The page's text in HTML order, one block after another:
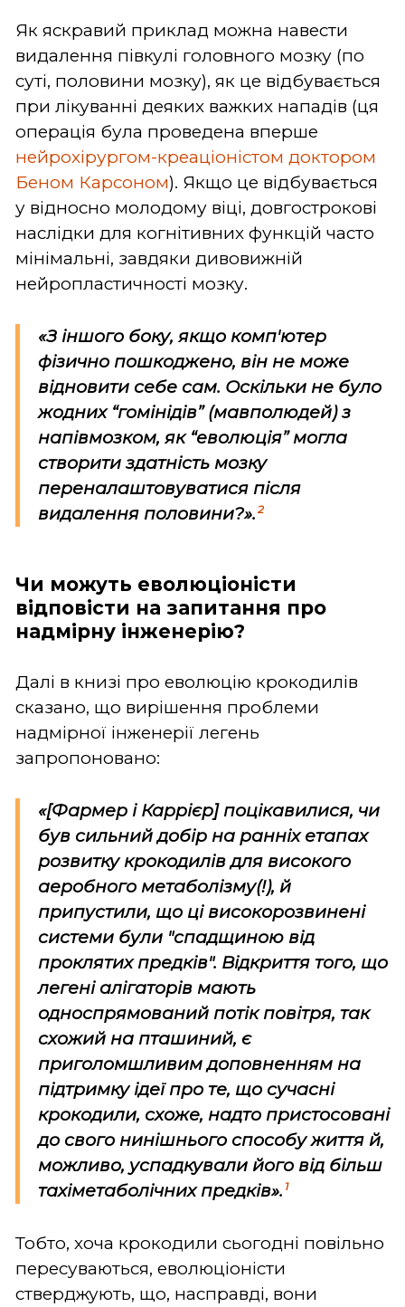
Як яскравий приклад можна навести
видалення півкулі головного мозку (по
суті, половини мозку), як це відбувається
при лікуванні деяких важких нападів (ця
операція була проведена вперше
нейрохірургом-креаціоністом доктором
Беном Карсоном). Якщо це відбувається
у відносно молодому віці, довгострокові
наслідки для когнітивних функцій часто
мінімальні, завдяки дивовижній
нейропластичності мозку.
«З іншого боку, якщо комп'ютер
фізично пошкоджено, він не може
відновити себе сам. Оскільки не було
жодних “гомінідів” (мавполюдей) з
напівмозком, як “еволюція” могла
створити здатність мозку
переналаштовуватися після
видалення половини?». 2
Чи можуть еволюціоністи
відповісти на запитання про
надмірну інженерію?
Далі в книзі про еволюцію крокодилів
сказано, що вирішення проблеми
надмірної інженерії легень
запропоновано:
«[Фармер і Каррієр] поцікавилися, чи
був сильний добір на ранніх етапах
розвитку крокодилів для високого
аеробного метаболізму(!), й
припустили, що ці високорозвинені
системи були "спадщиною від
проклятих предків". Відкриття того, що
легені алігаторів мають
односпрямований потік повітря, так
схожий на пташиний, є
приголомшливим доповненням на
підтримку ідеї про те, що сучасні
крокодили, схоже, надто пристосовані
до свого нинішнього способу життя й,
можливо, успадкували його від більш
тахіметаболічних предків». 1
Тобто, хоча крокодили сьогодні повільно
пересуваються, еволюціоністи
стверджують, що, насправді, вони